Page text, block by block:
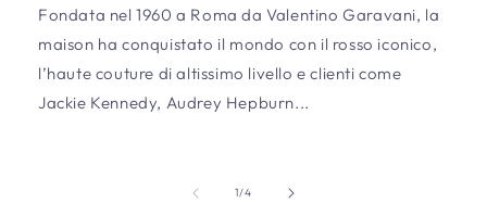
Fondata nel 1960 a Roma da Valentino Garavani, la
maison ha conquistato il mondo con il rosso iconico,
l’haute couture di altissimo livello e clienti come
Jackie Kennedy, Audrey Hepburn...
1/of
4